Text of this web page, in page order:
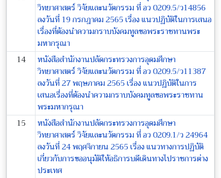
วิทยาศาสตร์ วิจัยและนวัตกรรม ที่ อว 0209.5/ว14856
ลงวันที่ 19 กรกฎาคม 2565 เรื่อง แนวปฏิบัติในการเสนอ
เรื่องที่ต้องนำความกราบบังคมทูลขอพระราชทานพระ
มหากรุณา
14
หนังสือสำนักงานปลัดกระทรวงการอุดมศึกษา
วิทยาศาสตร์ วิจัยและนวัตกรรม ที่ อว 0209.5/ว11387
ลงวันที่ 27 พฤษภาคม 2565 เรื่อง แนวปฏิบัติในการ
เสนอเรื่องที่ต้องนำความกราบบังคมทูลขอพระราชทาน
พระมหากรุณา
15
หนังสือสำนักงานปลัดกระทรวงการอุดมศึกษา
วิทยาศาสตร์ วิจัยและนวัตกรรม ที่ อว 0209.1/ว 24964
ลงวันที่ 24 พฤศจิกายน 2565 เรื่อง แนวทางการปฏิบัติ
เกี่ยวกับการขออนุมัติให้อธิการบดีเดินทางไปราชการต่าง
ประเทศ